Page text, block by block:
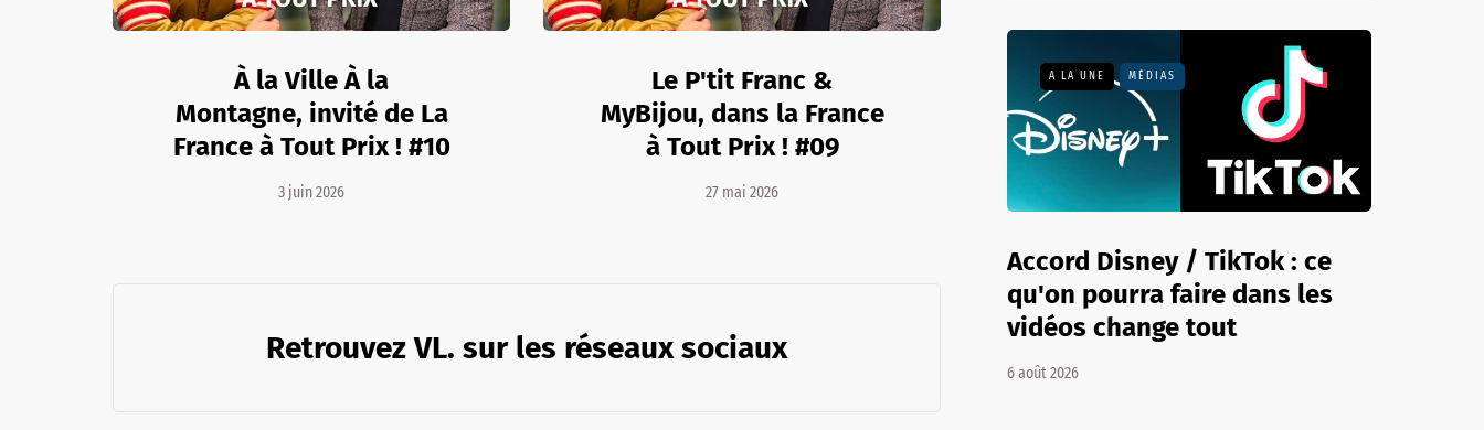
À la Ville À la
Montagne, invité de La
France à Tout Prix ! #10
3 juin 2026
Le P'tit Franc &
MyBijou, dans la France
à Tout Prix ! #09
27 mai 2026
Retrouvez VL. sur les réseaux sociaux
A LA UNE MÉDIAS
Accord Disney / TikTok : ce
qu'on pourra faire dans les
vidéos change tout
6 août 2026